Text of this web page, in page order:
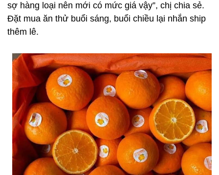
sợ hàng loại nên mới có mức giá vậy”, chị chia sẻ.
Đặt mua ăn thử buổi sáng, buổi chiều lại nhắn ship
thêm lê.